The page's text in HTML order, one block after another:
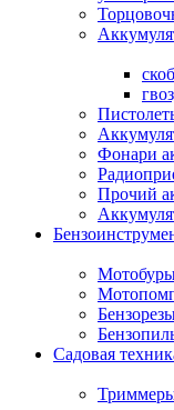
Фонари
Прочий
Садовая